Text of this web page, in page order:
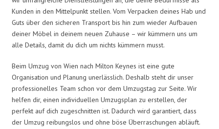
Kunden in den Mittelpunkt stellen. Vom Verpacken deines Hab und
Guts über den sicheren Transport bis hin zum wieder Aufbauen
deiner Möbel in deinem neuen Zuhause – wir kümmern uns um
alle Details, damit du dich um nichts kümmern musst.
Beim Umzug von Wien nach Milton Keynes ist eine gute
Organisation und Planung unerlässlich. Deshalb steht dir unser
professionelles Team schon vor dem Umzugstag zur Seite. Wir
helfen dir, einen individuellen Umzugsplan zu erstellen, der
perfekt auf dich zugeschnitten ist. Dadurch wird garantiert, dass
der Umzug reibungslos und ohne böse Überraschungen abläuft.